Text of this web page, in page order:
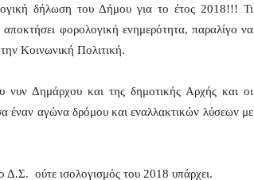
δήλωση του Δήμου για το έτος 2018!!! Τι
φορολογική ενημερότητα, παραλίγο να
Κοινωνική Πολιτική.
νυν Δημάρχου και της δημοτικής Αρχής και οι
έναν αγώνα δρόμου και εναλλακτικών λύσεων με
ούτε ισολογισμός του 2018 υπάρχει.